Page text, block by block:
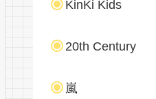
KinKi Kids
20th Century
嵐